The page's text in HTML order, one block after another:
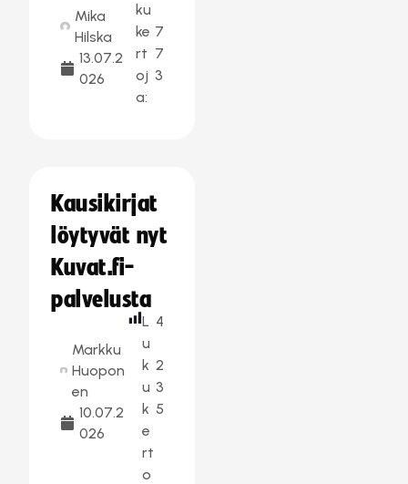
Mika
Hilska
13.07.2
026
ku
ke
rt
oj
a:
7
7
3
Kausikirjat
löytyvät nyt
Kuvat.fi-
palvelusta
Markku
Huopon
en
10.07.2
026
L
u
k
u
k
e
rt
o
4
2
3
5